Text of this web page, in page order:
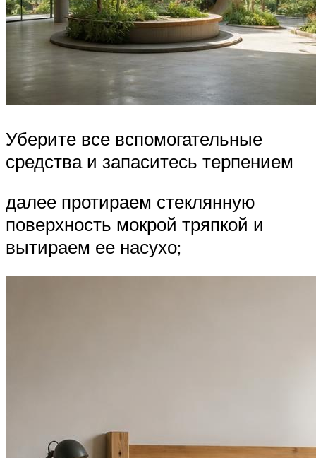
Уберите все вспомогательные
средства и запаситесь терпением
далее протираем стеклянную
поверхность мокрой тряпкой и
вытираем ее насухо;